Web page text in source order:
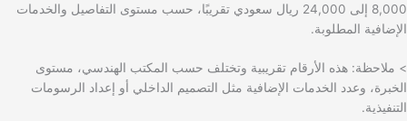
8,000 إلى 24,000 ريال سعودي تقريبًا، حسب مستوى التفاصيل والخدمات
الإضافية المطلوبة.
> ملاحظة: هذه الأرقام تقريبية وتختلف حسب المكتب الهندسي، مستوى
الخبرة، وعدد الخدمات الإضافية مثل التصميم الداخلي أو إعداد الرسومات
التنفيذية.